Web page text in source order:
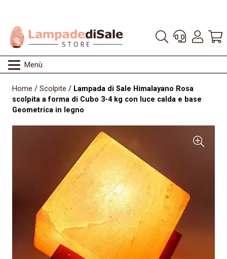
Menù
Home / Scolpite / Lampada di Sale Himalayano Rosa
scolpita a forma di Cubo 3-4 kg con luce calda e base
Geometrica in legno